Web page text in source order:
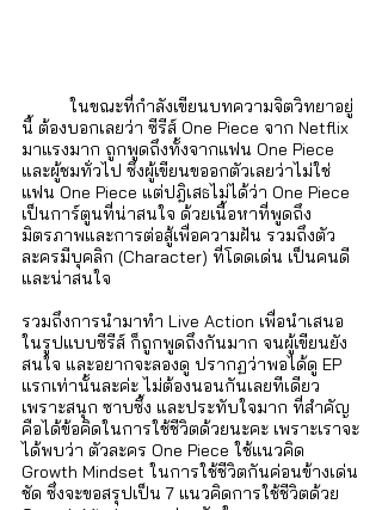
นี้ ต้องบอกเลยว่า ซีรีส์ One Piece จาก Netflix
มาแรงมาก ถูกพูดถึงทั้งจากแฟน One Piece
และผู้ชมทั่วไป ซึ่งผู้เขียนขออกตัวเลยว่าไม่ใช่
แฟน One Piece แต่ปฎิเสธไม่ได้ว่า One Piece
เป็นการ์ตูนที่น่าสนใจ ด้วยเนื้อหาที่พูดถึง
มิตรภาพและการต่อสู้เพื่อความฝัน รวมถึงตัว
ละครมีบุคลิก (Character) ที่โดดเด่น เป็นคนดี
และน่าสนใจ
รวมถึงการนำมาทำ Live Action เพื่อนำเสนอ
ในรูปแบบซีรีส์ ก็ถูกพูดถึงกันมาก จนผู้เขียนยัง
สนใจ และอยากจะลองดู ปรากฏว่าพอได้ดู EP
แรกเท่านั้นละค่ะ ไม่ต้องนอนกันเลยทีเดียว
เพราะสนุก ซาบซึ้ง และประทับใจมาก ที่สำคัญ
คือได้ข้อคิดในการใช้ชีวิตด้วยนะคะ เพราะเราจะ
ได้พบว่า ตัวละคร One Piece ใช้แนวคิด
Growth Mindset ในการใช้ชีวิตกันค่อนข้างเด่น
ชัด ซึ่งจะขอสรุปเป็น 7 แนวคิดการใช้ชีวิตด้วย